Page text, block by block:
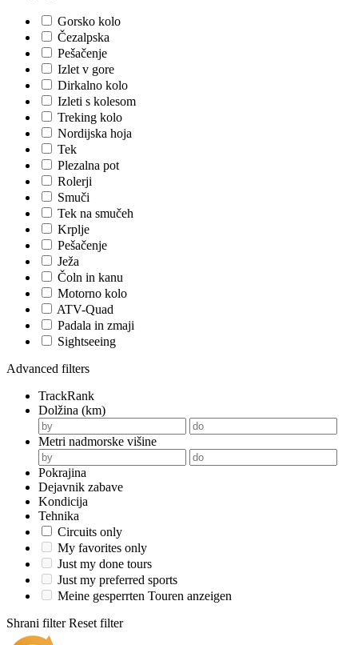
Gorsko kolo
Čezalpska
Pešačenje
Izlet v gore
Dirkalno kolo
Izleti s kolesom
Treking kolo
Nordijska hoja
Tek
Plezalna pot
Rolerji
Smuči
Tek na smučeh
Krplje
Pešačenje
Ježa
Čoln in kanu
Motorno kolo
ATV-Quad
Padala in zmaji
Sightseeing
Advanced filters
TrackRank
Dolžina (km)
Metri nadmorske višine
Pokrajina
Dejavnik zabave
Kondicija
Tehnika
Circuits only
My favorites only
Just my done tours
Just my preferred sports
Meine gesperrten Touren anzeigen
Shrani filter Reset filter